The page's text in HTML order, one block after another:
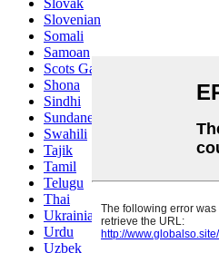
Slovenian
Somali
Samoan
Scots Gaelic
Shona
Sindhi
Sundanese
Swahili
Tajik
Tamil
Telugu
Thai
Ukrainian
Urdu
Uzbek